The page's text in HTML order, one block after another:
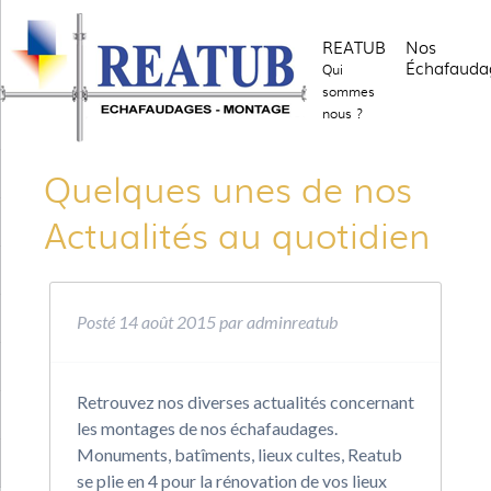
REATUB
Qui
sommes
nous ?
Nos
Quelques unes de nos
Actualités au quotidien
Posté 14 août 2015 paradminreatub
Retrouvez nos diverses actualités concernant
les montages de nos échafaudages.
Monuments, batîments, lieux cultes, Reatub
se plie en 4 pour la rénovation de vos lieux